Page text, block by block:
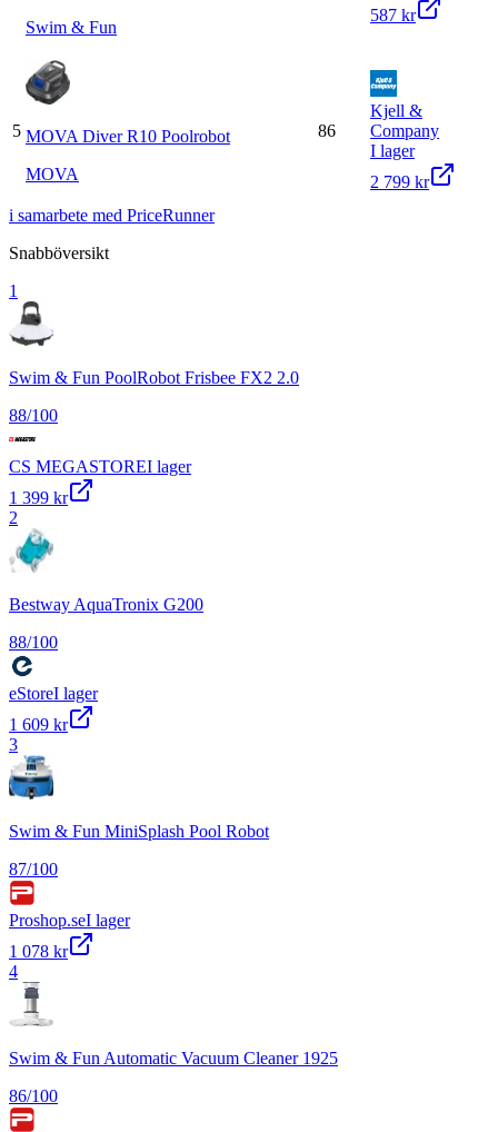
Swim & Fun
587 kr
5 MOVA Diver R10 Poolrobot
MOVA
86
Kjell &
Company
I lager
2 799 kr
i samarbete med PriceRunner
Snabböversikt
1
Swim & Fun PoolRobot Frisbee FX2 2.0
88/100
CS MEGASTOREI lager
1 399 kr
2
Bestway AquaTronix G200
88/100
eStoreI lager
1 609 kr
3
Swim & Fun MiniSplash Pool Robot
87/100
Proshop.seI lager
1 078 kr
4
Swim & Fun Automatic Vacuum Cleaner 1925
86/100